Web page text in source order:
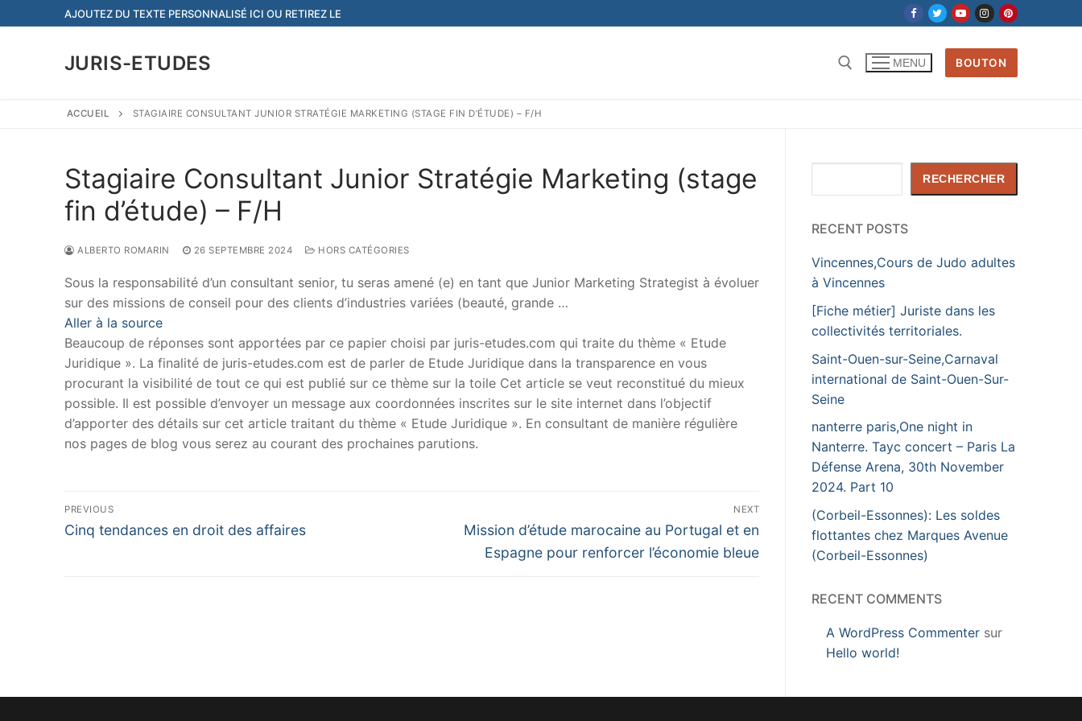
au
AJOUTEZ DU TEXTE PERSONNALISÉ ICI OU RETIREZ LE
JURIS-ETUDES MENU BOUTON
ACCUEIL STAGIAIRE CONSULTANT JUNIOR STRATÉGIE MARKETING (STAGE FIN D’ÉTUDE) – F/H
Stagiaire Consultant Junior Stratégie Marketing (stage
fin d’étude) – F/H
ALBERTO ROMARIN 26 SEPTEMBRE 2024 HORS CATÉGORIES
Sous la responsabilité d’un consultant senior, tu seras amené (e) en tant que Junior Marketing Strategist à évoluer
sur des missions de conseil pour des clients d’industries variées (beauté, grande …
Aller à la source
Beaucoup de réponses sont apportées par ce papier choisi par juris-etudes.com qui traite du thème « Etude
Juridique ». La finalité de juris-etudes.com est de parler de Etude Juridique dans la transparence en vous
procurant la visibilité de tout ce qui est publié sur ce thème sur la toile Cet article se veut reconstitué du mieux
possible. Il est possible d’envoyer un message aux coordonnées inscrites sur le site internet dans l’objectif
d’apporter des détails sur cet article traitant du thème « Etude Juridique ». En consultant de manière régulière
nos pages de blog vous serez au courant des prochaines parutions.
Navigation
de
PREVIOUS
Previous
Cinq tendances en droit des affaires
NEXT
Next
post:
Mission d’étude marocaine au Portugal et en
Espagne pour renforcer l’économie bleue
RECHERCHER
RECENT POSTS
Vincennes,Cours de Judo adultes
à Vincennes
[Fiche métier] Juriste dans les
collectivités territoriales.
Saint-Ouen-sur-Seine,Carnaval
international de Saint-Ouen-Sur-
Seine
nanterre paris,One night in
Nanterre. Tayc concert – Paris La
Défense Arena, 30th November
2024. Part 10
(Corbeil-Essonnes): Les soldes
flottantes chez Marques Avenue
(Corbeil-Essonnes)
RECENT COMMENTS
A WordPress Commenter sur
Hello world!